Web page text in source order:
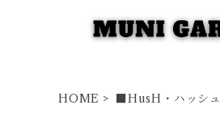
HOME ■HusH・ハッシュ